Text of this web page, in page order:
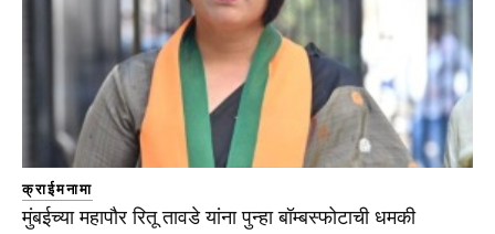
क्राईमनामा
मुंबईच्या महापौर रितू तावडे यांना पुन्हा बॉम्बस्फोटाची धमकी